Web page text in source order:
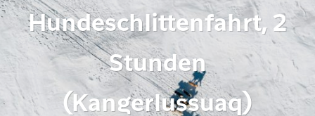
Hundeschlittenfahrt, 2
Stunden
(Kangerlussuaq)